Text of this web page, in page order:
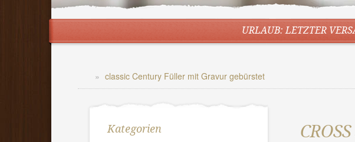
URLAUB: LETZTER
classic Century Füller mit Gravur gebürstet
Kategorien